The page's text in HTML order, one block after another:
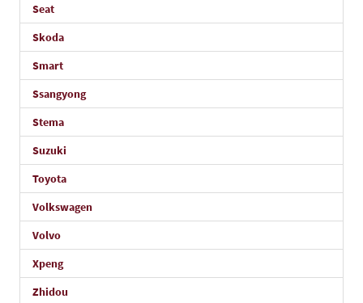
Seat
Skoda
Smart
Ssangyong
Stema
Suzuki
Toyota
Volkswagen
Volvo
Xpeng
Zhidou